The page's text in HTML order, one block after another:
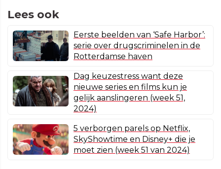
Lees ook
Eerste beelden van ‘Safe Harbor’:
serie over drugscriminelen in de
Rotterdamse haven
Dag keuzestress want deze
nieuwe series en films kun je
gelijk aanslingeren (week 51,
2024)
5 verborgen parels op Netflix,
SkyShowtime en Disney+ die je
moet zien (week 51 van 2024)